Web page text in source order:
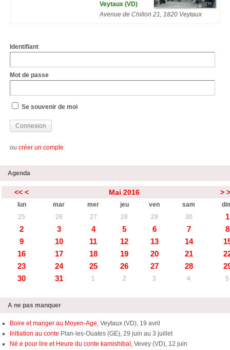
Veytaux (VD)
Avenue de Chillon 21, 1820 Veytaux
Identifiant
Mot de passe
Se souvenir de moi
ou créer un compte
Agenda
<< < Mai 2016 >
lun mar mer jeu ven sam
25
26 27 28 29 30
1
2
3 4 5 6 7
8
9
10 11 12 13 14
16
17 18 19 20 21
23
24 25 26 27 28
30
31 1 2 3 4 5
A ne pas manquer
Boire et manger au Moyen-Age, Veytaux (VD), 19 avril
Initiation au conte Plan-les-Ouates (GE), 29 juin au 3 juillet
Né.e pour lire et Heure du conte kamishibaï, Vevey (VD), 12 juin